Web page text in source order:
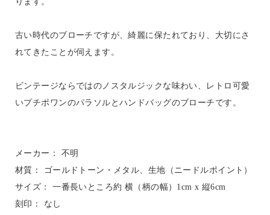
古い時代のブローチですが、綺麗に保たれており、大切にさ
れてきたことが伺えます。
ビンテージならではのノスタルジックな味わい、レトロ可愛
いプチポワンのパラソルとハンドバッグのブローチです。
メーカー： 不明
材質： ゴールドトーン・メタル、生地（ニードルポイント）
サイズ： 一番長いところ約 横（柄の幅）1cm x 縦6cm
刻印： なし